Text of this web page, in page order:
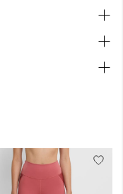
lista desideri